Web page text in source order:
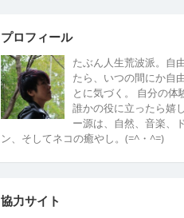
プロフィール
たぶん人生荒波派。自
たら、いつの間にか自
とに気づく。 自分の体
誰かの役に立ったら嬉
ー源は、自然、音楽、
ン、そしてネコの癒やし。(=^・^=)
協力サイト